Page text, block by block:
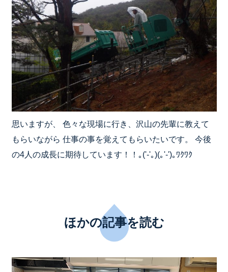
思いますが、 色々な現場に行き、沢山の先輩に教えて
もらいながら 仕事の事を覚えてもらいたいです。 今後
の4人の成長に期待しています！！｡('-'｡)(｡'-')｡ﾜｸﾜｸ
ほかの記事を読む